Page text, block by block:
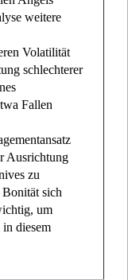
weitere
Volatilität
schlechterer
Fallen
Ausrichtung
zu
sich
um
in diesem